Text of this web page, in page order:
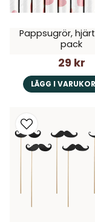
Pappsugrör,
pack
29 kr
LÄGG I